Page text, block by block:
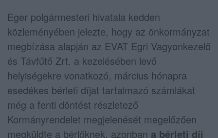
Eger polgármesteri hivatala kedden
közleményében jelezte, hogy az önkormányzat
megbízása alapján az EVAT Egri Vagyonkezelő
és Távfűtő Zrt. a kezelésében levő
helyiségekre vonatkozó, március hónapra
esedékes bérleti díjat tartalmazó számlákat
még a fenti döntést részletező
Kormányrendelet megjelenését megelőzően
megküldte a bérlőknek, azonban a bérleti díj